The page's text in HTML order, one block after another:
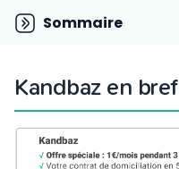
Sommaire
Kandbaz en bref